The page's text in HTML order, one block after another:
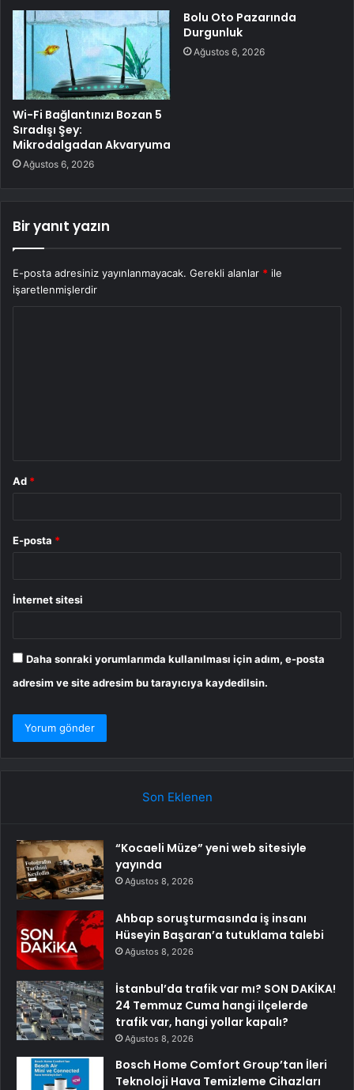
Wi-Fi Bağlantınızı Bozan 5
Sıradışı Şey:
Mikrodalgadan Akvaryuma
Ağustos 6, 2026
Bolu Oto Pazarında
Durgunluk
Ağustos 6, 2026
Bir yanıt yazın
E-posta adresiniz yayınlanmayacak. Gerekli alanlar * ile
işaretlenmişlerdir
Ad *
E-posta *
İnternet sitesi
Daha sonraki yorumlarımda kullanılması için adım, e-posta
adresim ve site adresim bu tarayıcıya kaydedilsin.
Son Eklenen
“Kocaeli Müze” yeni web sitesiyle
yayında
Ağustos 8, 2026
Ahbap soruşturmasında iş insanı
Hüseyin Başaran’a tutuklama talebi
Ağustos 8, 2026
İstanbul’da trafik var mı? SON DAKİKA!
24 Temmuz Cuma hangi ilçelerde
trafik var, hangi yollar kapalı?
Ağustos 8, 2026
Bosch Home Comfort Group’tan İleri
Teknoloji Hava Temizleme Cihazları